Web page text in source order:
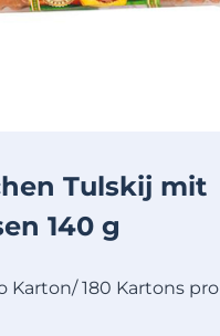
Tulskij mit
140 g
Karton/ 180 Kartons pro